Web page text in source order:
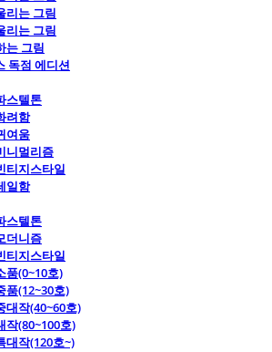
리는 그림
리는 그림
는 그림
독점 에디션
스텔톤
려함
여움
니멀리즘
티지스타일
일함
스텔톤
더니즘
티지스타일
품(0~10호)
품(12~30호)
대작(40~60호)
작(80~100호)
대작(120호~)